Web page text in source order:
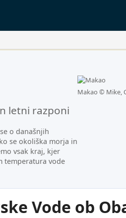
letni razponi
o današnjih
se okoliška morja in
vsak kraj, kjer
temperatura vode
Makao © Mike,
Vode ob